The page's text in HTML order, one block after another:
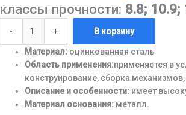
классы прочности: 8.8; 10.9;
- + В корзину
Материал: оцинкованная сталь
Область применения:применяется в
конструирование, сборка
Описание и особенности: имеет
Материал основания: металл.